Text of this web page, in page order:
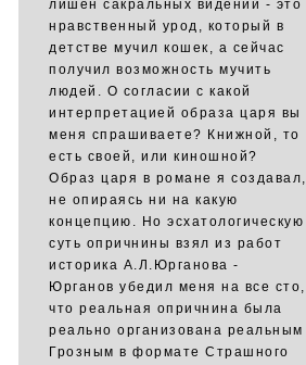
лишён сакральных видений - это
нравственный урод, который в
детстве мучил кошек, а сейчас
получил возможность мучить
людей. О согласии с какой
интерпретацией образа царя вы
меня спрашиваете? Книжной, то
есть своей, или киношной?
Образ царя в романе я создавал,
не опираясь ни на какую
концепцию. Но эсхатологическую
суть опричнины взял из работ
историка А.Л.Юрганова -
Юрганов убедил меня на все сто,
что реальная опричнина была
реально организована реальным
Грозным в формате Страшного